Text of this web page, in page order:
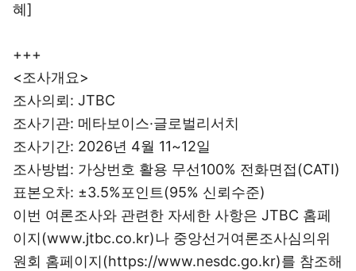
혜]
+++
<조사개요>
조사의뢰: JTBC
조사기관: 메타보이스·글로벌리서치
조사기간: 2026년 4월 11~12일
조사방법: 가상번호 활용 무선100% 전화면접(CATI)
표본오차: ±3.5%포인트(95% 신뢰수준)
이번 여론조사와 관련한 자세한 사항은 JTBC 홈페
이지(www.jtbc.co.kr)나 중앙선거여론조사심의위
원회 홈페이지(https://www.nesdc.go.kr)를 참조해